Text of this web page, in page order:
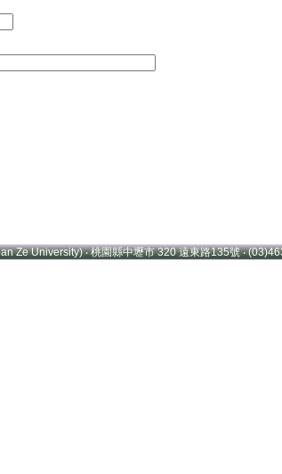
Ze University) ‧ 桃園縣中壢市 320 遠東路135號 ‧